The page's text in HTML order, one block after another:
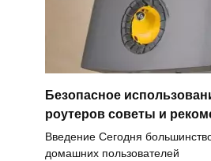
Безопасное
роутеров советы и
Введение Сегодня
домашних пользователей